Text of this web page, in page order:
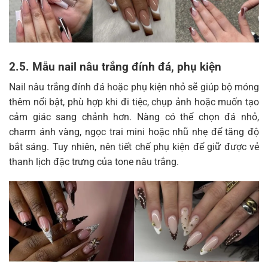
2.5. Mẫu nail nâu trắng đính đá, phụ kiện
Nail nâu trắng đính đá hoặc phụ kiện nhỏ sẽ giúp bộ móng
thêm nổi bật, phù hợp khi đi tiệc, chụp ảnh hoặc muốn tạo
cảm giác sang chảnh hơn. Nàng có thể chọn đá nhỏ,
charm ánh vàng, ngọc trai mini hoặc nhũ nhẹ để tăng độ
bắt sáng. Tuy nhiên, nên tiết chế phụ kiện để giữ được vẻ
thanh lịch đặc trưng của tone nâu trắng.